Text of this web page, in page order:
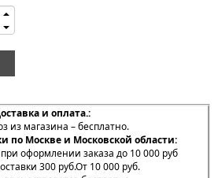
и оплата.:
из магазина – бесплатно.
по Москве и Московской области:
оформлении заказа до 10 000 руб
300 руб.От 10 000 руб.